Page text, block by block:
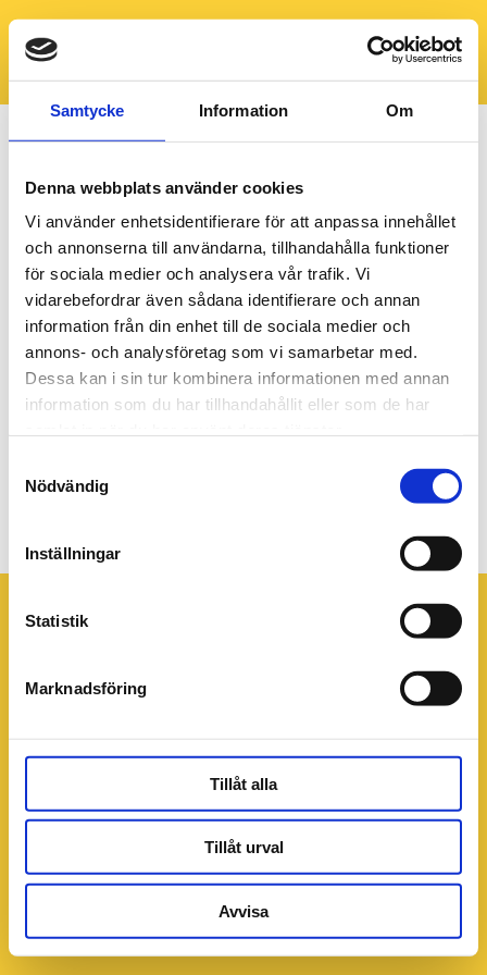
Samtycke Information Om
Denna webbplats använder cookies
Vi använder enhetsidentifierare för att anpassa innehållet
och annonserna till användarna, tillhandahålla funktioner
för sociala medier och analysera vår trafik. Vi
vidarebefordrar även sådana identifierare och annan
information från din enhet till de sociala medier och
annons- och analysföretag som vi samarbetar med.
Dessa kan i sin tur kombinera informationen med annan
information som du har tillhandahållit eller som de har
Nödvändig
Inställningar
Statistik
Marknadsföring
Tillåt alla
Tillåt urval
Avvisa